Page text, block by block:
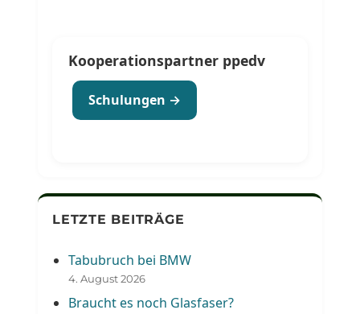
Kooperationspartner ppedv
Schulungen →
LETZTE BEITRÄGE
Tabubruch bei BMW
4. August 2026
Braucht es noch Glasfaser?